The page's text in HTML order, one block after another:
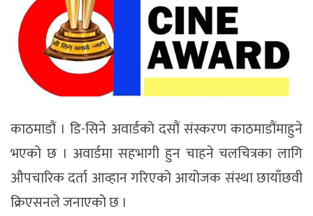
काठमाडौं । डि-सिने अवार्डको दसौं संस्करण काठमाडौंमाहुने
भएको छ । अवार्डमा सहभागी हुन चाहने चलचित्रका लागि
औपचारिक दर्ता आव्हान गरिएको आयोजक संस्था छायाँछवी
क्रिएसनले जनाएको छ ।